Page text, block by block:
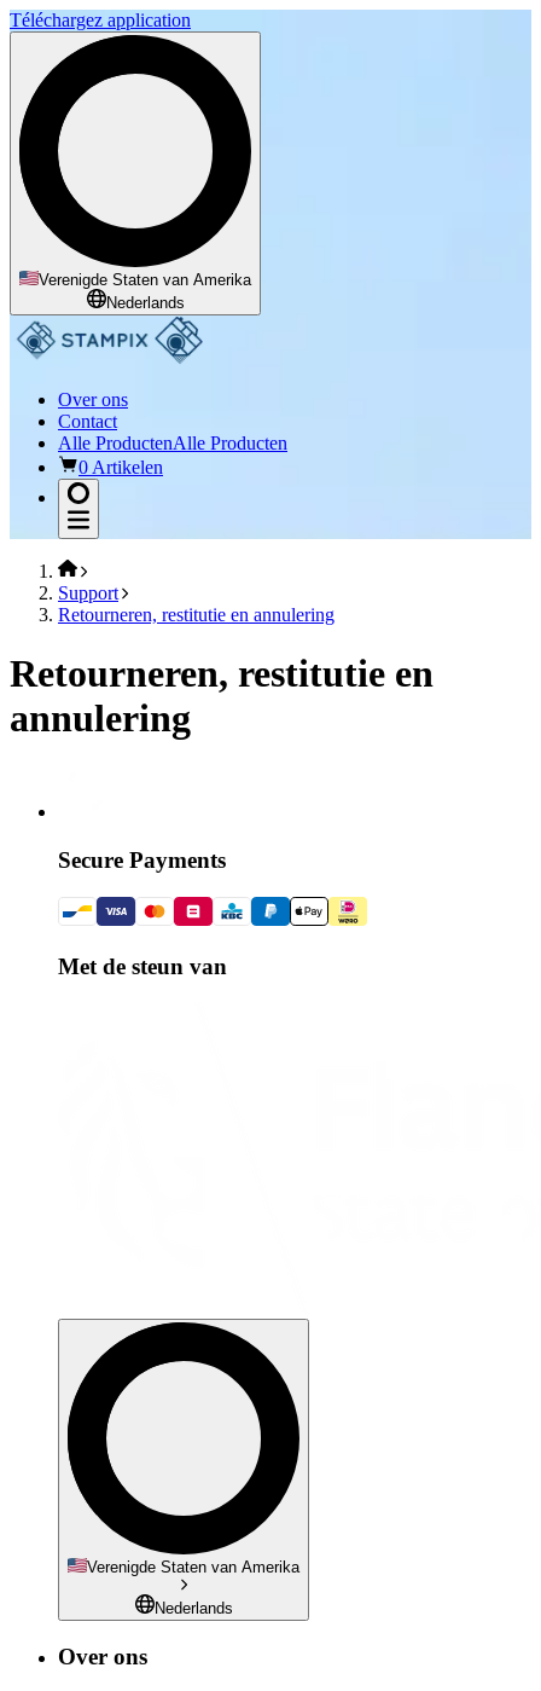
Téléchargez application
Verenigde Staten van Amerika
Nederlands
Over ons
Contact
Alle ProductenAlle Producten
0 Artikelen
Support
Retourneren, restitutie en annulering
Retourneren, restitutie en
annulering
Secure Payments
Met de steun van
Verenigde Staten van Amerika
Nederlands
Over ons